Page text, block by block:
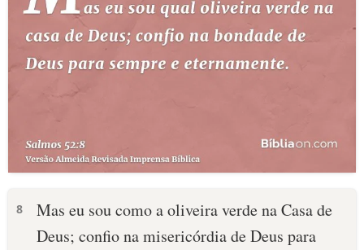
8
Mas eu sou como a oliveira verde na Casa de
Deus; confio na misericórdia de Deus para